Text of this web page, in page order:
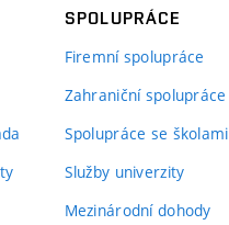
SPOLUPRÁCE
Firemní spolupráce
Zahraniční spolupráce
Spolupráce se školami
Služby univerzity
Mezinárodní dohody